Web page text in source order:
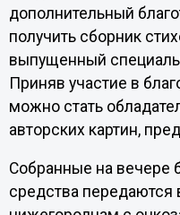
дополнительный
получить сборник
выпущенный
Приняв участие в
можно стать
авторских картин,
Собранные на вечере
средства